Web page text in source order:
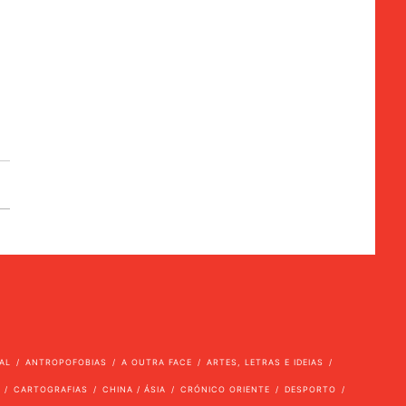
ANTROPOFOBIAS A OUTRA FACE ARTES, LETRAS E IDEIAS
CARTOGRAFIAS CHINA / ÁSIA CRÓNICO ORIENTE DESPORTO